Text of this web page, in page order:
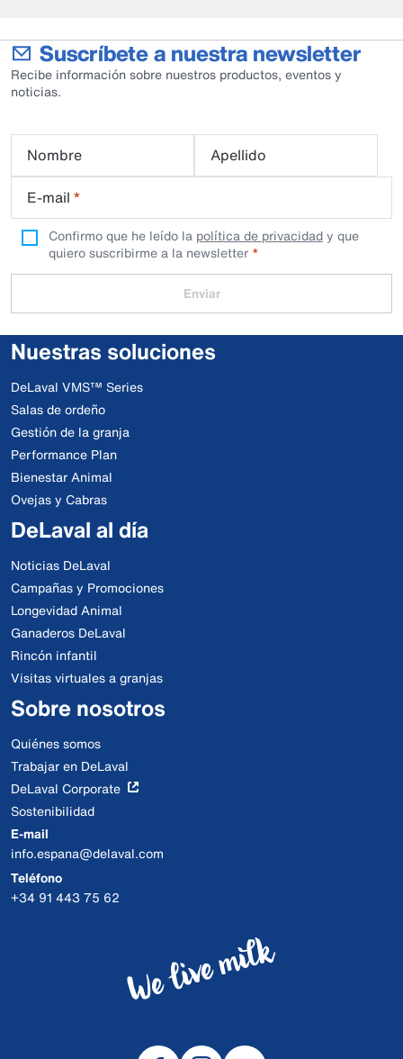
Suscríbete a nuestra newsletter
Recibe información sobre nuestros productos, eventos y
noticias.
Nombre
Apellido
E-mail *
Confirmo que he leído la política de privacidady que
quiero suscribirme a la newsletter
Enviar
Nuestras soluciones
DeLaval VMS™ Series
Salas de ordeño
Gestión de la granja
Performance Plan
Bienestar Animal
Ovejas y Cabras
DeLaval al día
Noticias DeLaval
Campañas y Promociones
Longevidad Animal
Ganaderos DeLaval
Rincón infantil
Visitas virtuales a granjas
Sobre nosotros
Quiénes somos
Trabajar en DeLaval
DeLaval Corporate
Sostenibilidad
E-mail
info.espana@delaval.com
Teléfono
+34 91 443 75 62